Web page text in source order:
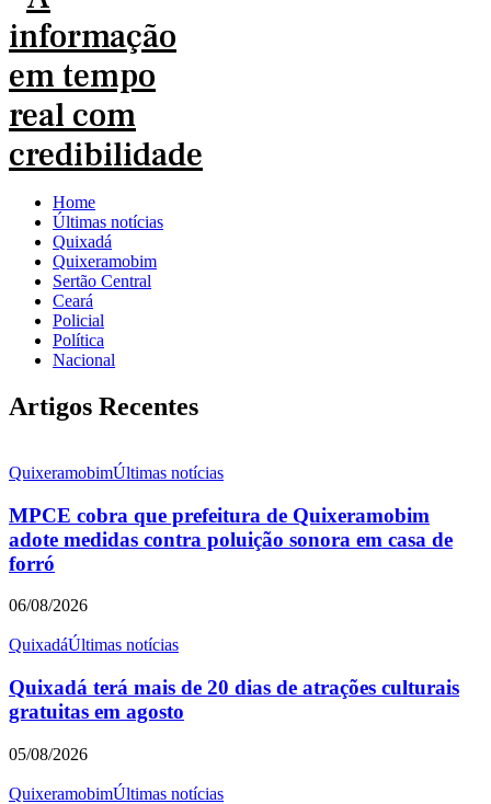
Home
Últimas notícias
Quixadá
Quixeramobim
Sertão Central
Ceará
Policial
Política
Nacional
Artigos Recentes
QuixeramobimÚltimas notícias
MPCE cobra que prefeitura de Quixeramobim
adote medidas contra poluição sonora em casa de
forró
06/08/2026
QuixadáÚltimas notícias
Quixadá terá mais de 20 dias de atrações culturais
gratuitas em agosto
05/08/2026
QuixeramobimÚltimas notícias